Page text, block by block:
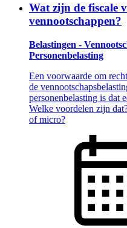
Wat zijn de fiscale
vennootschappen?
Belastingen -
Personenbelasting
Een voorwaarde om
de
personenbelasting is dat
Welke voordelen zijn
of micro?